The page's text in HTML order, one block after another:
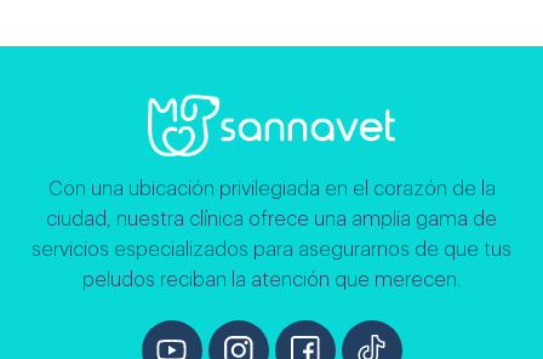
Con una ubicación privilegiada en el corazón de la
ciudad, nuestra clínica ofrece una amplia gama de
servicios especializados para asegurarnos de que tus
peludos reciban la atención que merecen.